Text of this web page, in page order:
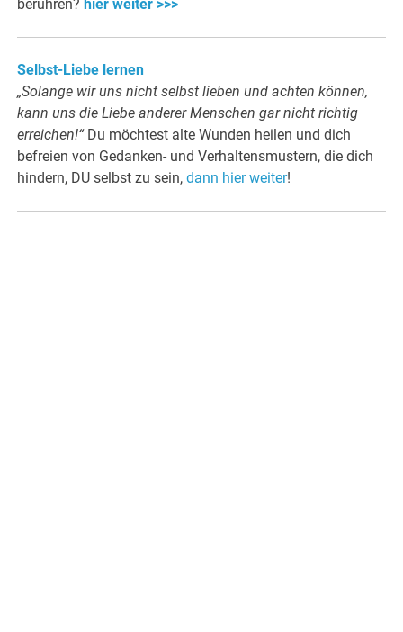
berühren? hier weiter >>>
Selbst-Liebe lernen
„Solange wir uns nicht selbst lieben und achten können,
kann uns die Liebe anderer Menschen gar nicht richtig
erreichen!“ Du möchtest alte Wunden heilen und dich
befreien von Gedanken- und Verhaltensmustern, die dich
hindern, DU selbst zu sein,dann hier weiter!